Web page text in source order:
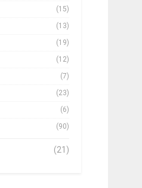
(15)
(13)
(19)
(12)
(7)
(23)
(6)
(90)
(21)